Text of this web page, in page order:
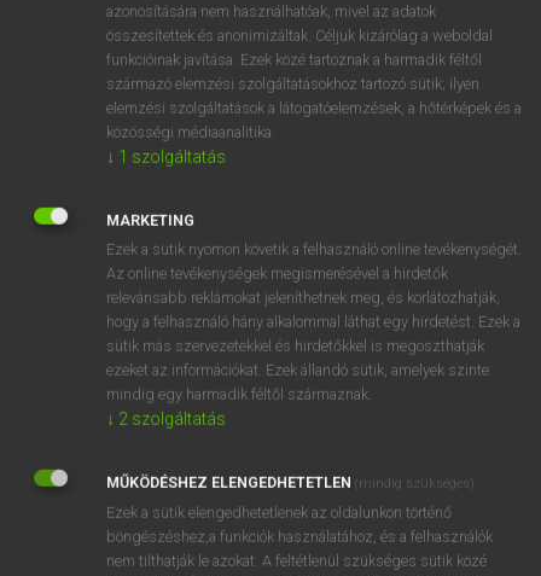
OOOOPS!
SZOTAR.NET APPLIKÁCIÓ
MICROSOFT OFFICE BŐVÍTMÉNY
BEÉPÜLŐ SZÓTÁRMODUL
ONLINE NYELVVIZSGA
EGYÉNI FELHASZNÁLÓKNAK
TANULÓKNAK
OKTATÁSI INTÉZMÉNYEKNEK
azonosítására nem használhatóak, mivel az adatok
összesítettek és anonimizáltak. Céljuk kizárólag a weboldal
funkcióinak javítása. Ezek közé tartoznak a harmadik féltől
származó elemzési szolgáltatásokhoz tartozó sütik; ilyen
elemzési szolgáltatások a látogatóelemzések, a hőtérképek és a
közösségi médiaanalitika.
↓ 1 szolgáltatás
MARKETING
Ezek a sütik nyomon követik a felhasználó online tevékenységét.
Az online tevékenységek megismerésével a hirdetők
relevánsabb reklámokat jeleníthetnek meg, és korlátozhatják,
hogy a felhasználó hány alkalommal láthat egy hirdetést. Ezek a
sütik más szervezetekkel és hirdetőkkel is megoszthatják
ezeket az információkat. Ezek állandó sütik, amelyek szinte
mindig egy harmadik féltől származnak.
↓ 2 szolgáltatás
MŰKÖDÉSHEZ ELENGEDHETETLEN (mindig szükséges)
Ezek a sütik elengedhetetlenek az oldalunkon történő
böngészéshez,a funkciók használatához, és a felhasználók
nem tilthatják le azokat. A feltétlenül szükséges sütik közé